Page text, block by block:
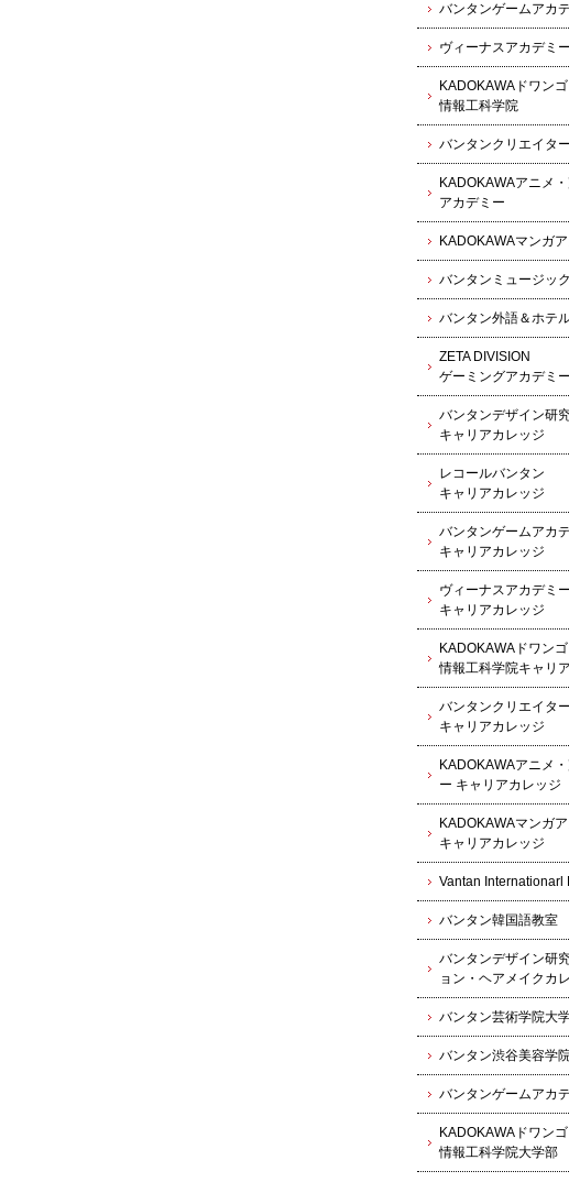
バンタンゲームアカ
ヴィーナスアカデミー
KADOKAWAドワンゴ
情報工科学院
バンタンクリエイタ
KADOKAWAアニメ
アカデミー
KADOKAWAマンガ
バンタンミュージッ
バンタン外語＆ホテ
ZETA DIVISION
ゲーミングアカデミー
バンタンデザイン研
キャリアカレッジ
レコールバンタン
キャリアカレッジ
バンタンゲームアカ
キャリアカレッジ
ヴィーナスアカデミー
キャリアカレッジ
KADOKAWAドワンゴ
情報工科学院キャリ
バンタンクリエイタ
キャリアカレッジ
KADOKAWAアニメ
ー キャリアカレッジ
KADOKAWAマンガ
キャリアカレッジ
Vantan Internationarl
バンタン韓国語教室
バンタンデザイン研
ョン・ヘアメイクカ
バンタン芸術学院大
バンタン渋谷美容学
バンタンゲームアカ
KADOKAWAドワンゴ
情報工科学院大学部